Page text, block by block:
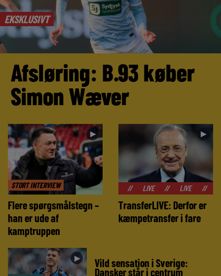
EKSKLUSIVT
Afsløring: B.93 køber
Simon Wæver
STORT INTERVIEW
►
Flere spørgsmålstegn –
han er ude af
kamptruppen
►
// LIVE LIVE
TransferLIVE: Derfor er
kæmpetransfer i fare
► Vild sensation i Sverige:
Dansker står i centrum